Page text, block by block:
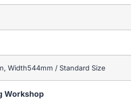
Width544mm / Standard Size
Workshop